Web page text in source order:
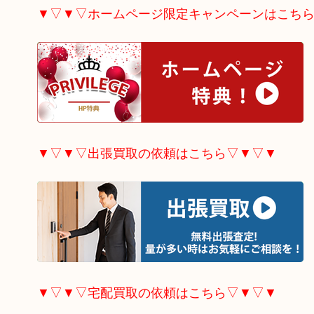
▼▽▼▽ホームページ限定キャンペーンはこ
▼▽▼▽出張買取の依頼はこちら▽▼▽▼
▼▽▼▽宅配買取の依頼はこちら▽▼▽▼